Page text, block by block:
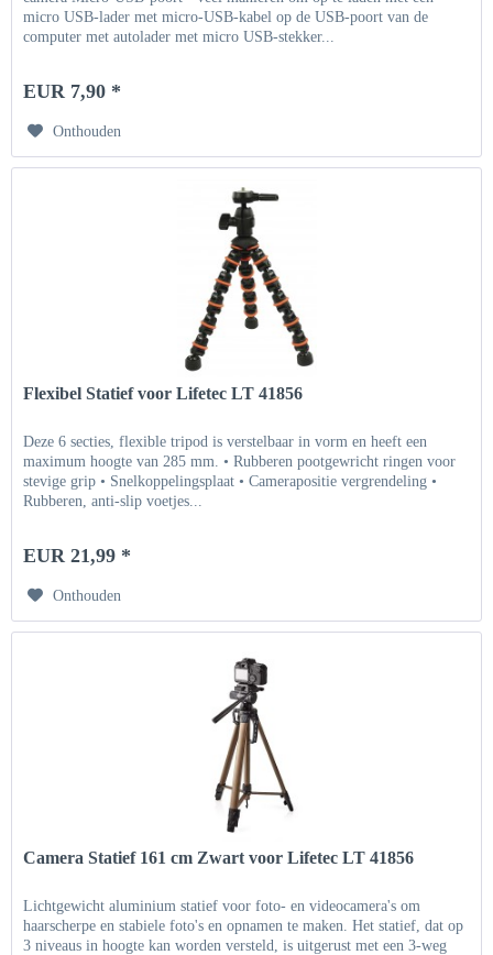
micro USB-lader met micro-USB-kabel op de USB-poort van de
computer met autolader met micro USB-stekker...
EUR 7,90 *
Onthouden
Flexibel Statief voor Lifetec LT 41856
Deze 6 secties, flexible tripod is verstelbaar in vorm en heeft een
maximum hoogte van 285 mm. • Rubberen pootgewricht ringen voor
stevige grip • Snelkoppelingsplaat • Camerapositie vergrendeling •
Rubberen, anti-slip voetjes...
EUR 21,99 *
Onthouden
Camera Statief 161 cm Zwart voor Lifetec LT 41856
Lichtgewicht aluminium statief voor foto- en videocamera's om
haarscherpe en stabiele foto's en opnamen te maken. Het statief, dat op
3 niveaus in hoogte kan worden versteld, is uitgerust met een 3-weg